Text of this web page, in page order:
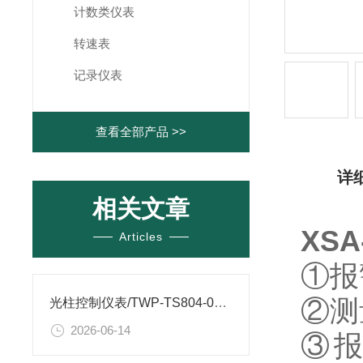
计数类仪表
转速表
记录仪表
查看全部产品 >>
相关文章
Articles
光柱控制仪表/TWP-TS804-01-23-HL-P安装图纸
2026-06-14
详
①报
②测
③报